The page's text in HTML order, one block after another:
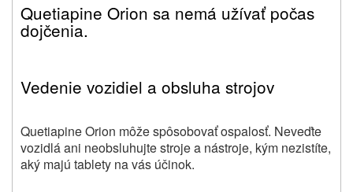
Quetiapine Orion sa nemá užívať počas
dojčenia.
Vedenie vozidiel a obsluha strojov
Quetiapine Orion môže spôsobovať ospalosť. Neveďte
vozidlá ani neobsluhujte stroje a nástroje, kým nezistíte,
aký majú tablety na vás účinok.